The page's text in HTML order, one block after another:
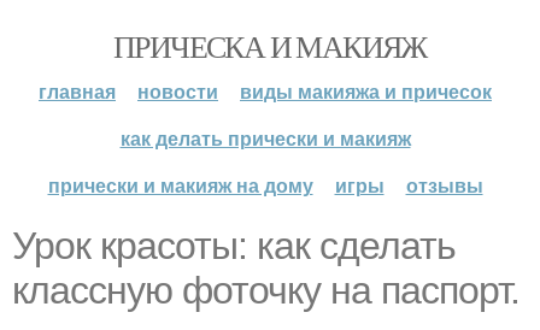
ПРИЧЕСКА И МАКИЯЖ
главная новости
виды макияжа и причесок
как делать прически и макияж
прически и макияж на дому
игры отзывы
Урок красоты: как сделать
классную фоточку на паспорт.